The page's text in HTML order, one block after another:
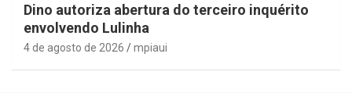
Dino autoriza abertura do terceiro inquérito
envolvendo Lulinha
4 de agosto de 2026 mpiaui